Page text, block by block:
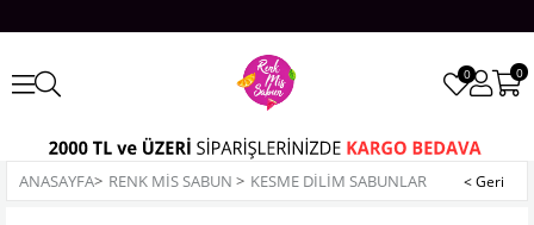
0
0
ANASAYFA> RENK MİS SABUN > KESME DILIM SABUNLAR